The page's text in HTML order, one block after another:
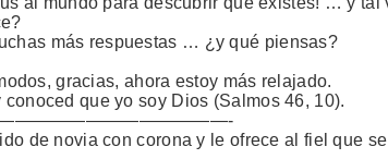
más respuestas … ¿y qué piensas?
gracias, ahora estoy más relajado.
que yo soy Dios (Salmos 46, 10).
de novia con corona y le ofrece al fiel que